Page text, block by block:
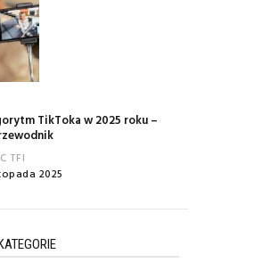
TikToka w 2025 roku –
TFI
2025